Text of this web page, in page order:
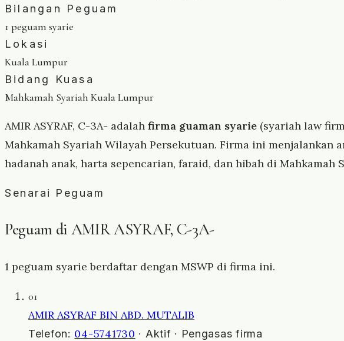
Bilangan Peguam
1 peguam syarie
Lokasi
Kuala Lumpur
Bidang Kuasa
Mahkamah Syariah Kuala Lumpur
AMIR ASYRAF, C-3A- adalah firma guaman syarie (syariah law
Mahkamah Syariah Wilayah Persekutuan. Firma ini
hadanah anak, harta sepencarian, faraid, dan hibah di Mahkamah
Senarai Peguam
Peguam di AMIR ASYRAF, C-3A-
1 peguam syarie berdaftar dengan MSWP di firma ini.
01
AMIR ASYRAF BIN ABD. MUTALIB
Telefon: 04-5741730 · Aktif · Pengasas firma